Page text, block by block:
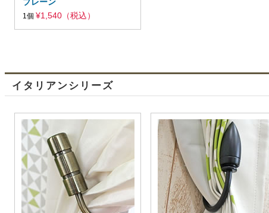
1個 ¥1,540（税込）
イタリアンシリーズ